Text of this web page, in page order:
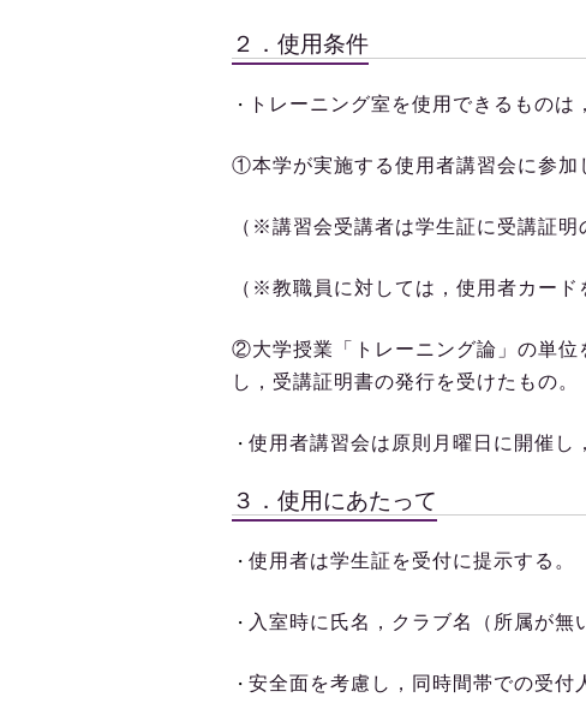
２．使用条件
・ トレーニング室を使用できるものは
①本学が実施する使用者講習会に参加
（※講習会受講者は学生証に受講証明
（※教職員に対しては，使用者カード
②大学授業「トレーニング論」の単位
し，受講証明書の発行を受けたもの。
・ 使用者講習会は原則月曜日に開催し
３．使用にあたって
・ 使用者は学生証を受付に提示する。
・ 入室時に氏名，クラブ名（所属が無
・ 安全面を考慮し，同時間帯での受付